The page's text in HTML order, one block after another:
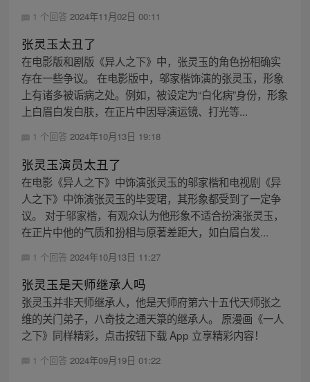
1 个回答 2024年11月02日 00:11
张灵玉太丑了
在电影版和剧版《异人之下》中，张灵玉的角色扮相确实
存在一些争议。 在电影版中，邬家楷饰演的张灵玉，形象
上有诸多被诟病之处。例如，被设定为“白化病”身份，形象
上白眉白发白肤，在正片中因导演运镜、打光等...
1 个回答 2024年10月13日 19:18
张灵玉演员太丑了
在电影《异人之下》中饰演张灵玉的邬家楷和电视剧《异
人之下》中饰演张灵玉的毕雯珺，其形象都受到了一定争
议。 对于邬家楷，有观众认为他形象不适合扮演张灵玉，
在正片中他的气质和扮相与原著差距大，如白眉白发...
1 个回答 2024年10月13日 11:27
张灵玉是天师继承人吗
张灵玉并非天师继承人，他是天师府第六十五代天师张之
维的关门弟子，八奇技之通天箓的继承人。 原漫画《一人
之下》同样精彩，点击按钮下载 App 立享精彩内容！
1 个回答 2024年09月19日 01:22